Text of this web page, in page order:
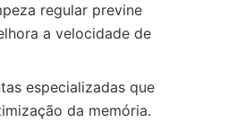
regular previne
a velocidade de
especializadas que
da memória.